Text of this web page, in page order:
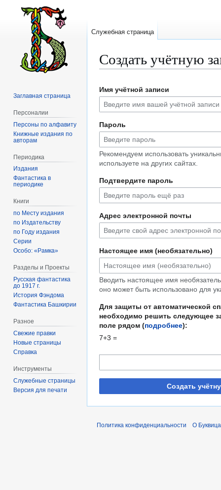
Создать учётную
к
навигации
к
поиску
Имя учётной записи
Пароль
Рекомендуем использовать
используете на других сайтах.
Подтвердите пароль
Адрес электронной почты
Настоящее имя (необязательно)
Вводить настоящее имя
оно может быть использовано для
Для защиты от автоматической
необходимо решить следующее
поле рядом (подробнее):
7+3 =
Создать
Служебная страница
Заглавная страница
Персоналии
Персоны по алфавиту
Книжные издания по
авторам
Периодика
Издания
Фантастика в
периодике
Книги
по Месту издания
по Издательству
по Году издания
Серии
Особо: «Рамка»
Разделы и Проекты
Русская фантастика
до 1917 г.
История Фэндома
Фантастика Башкирии
Разное
Свежие правки
Новые страницы
Справка
Инструменты
Служебные страницы
Версия для печати
Политика конфиденциальности О Буквица